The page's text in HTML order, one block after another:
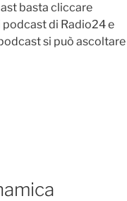
basta cliccare
podcast di Radio24 e
si può ascoltare